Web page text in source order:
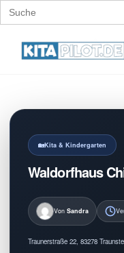
Search
for:
Kita & Kindergarten
Waldorfhaus
Von Sandra
Traunerstraße 22, 83278